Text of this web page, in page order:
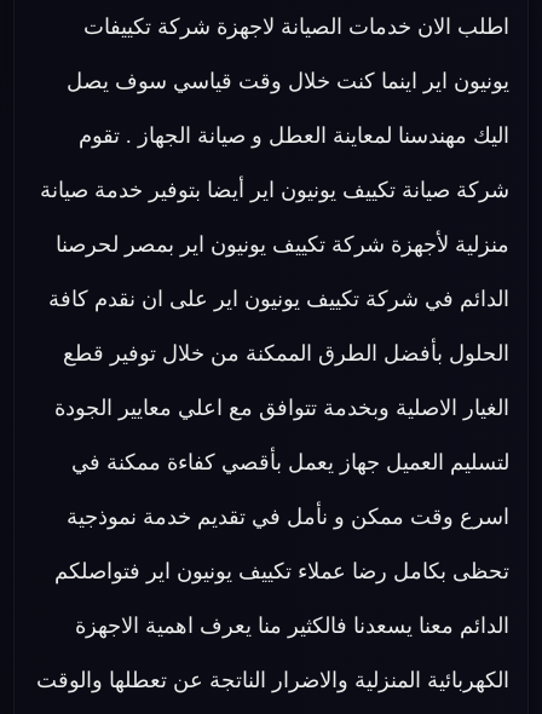
اطلب الان خدمات الصيانة لاجهزة شركة تكييفات
يونيون اير اينما كنت خلال وقت قياسي سوف يصل
اليك مهندسنا لمعاينة العطل و صيانة الجهاز . تقوم
شركة صيانة تكييف يونيون اير أيضا بتوفير خدمة صيانة
منزلية لأجهزة شركة تكييف يونيون اير بمصر لحرصنا
الدائم في شركة تكييف يونيون اير على ان نقدم كافة
الحلول بأفضل الطرق الممكنة من خلال توفير قطع
الغيار الاصلية وبخدمة تتوافق مع اعلي معايير الجودة
لتسليم العميل جهاز يعمل بأقصي كفاءة ممكنة في
اسرع وقت ممكن و نأمل في تقديم خدمة نموذجية
تحظى بكامل رضا عملاء تكييف يونيون اير فتواصلكم
الدائم معنا يسعدنا فالكثير منا يعرف اهمية الاجهزة
الكهربائية المنزلية والاضرار الناتجة عن تعطلها والوقت